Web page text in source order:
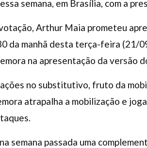
semana, em Brasília, com a
Arthur Maia prometeu
da manhã desta terça-feira (21/
na apresentação da versão
no substitutivo, fruto da
atrapalha a mobilização e
semana passada uma